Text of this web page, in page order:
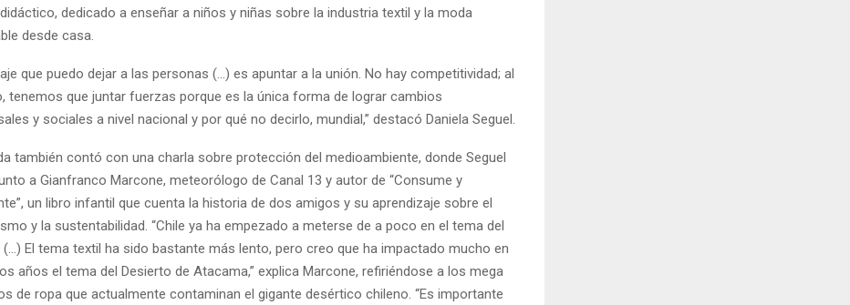
dedicado a enseñar a niños y niñas sobre la industria textil y la moda
desde casa.
que puedo dejar a las personas (…) es apuntar a la unión. No hay competitividad; al
tenemos que juntar fuerzas porque es la única forma de lograr cambios
y sociales a nivel nacional y por qué no decirlo, mundial,” destacó Daniela Seguel.
también contó con una charla sobre protección del medioambiente, donde Seguel
a Gianfranco Marcone, meteorólogo de Canal 13 y autor de “Consume y
un libro infantil que cuenta la historia de dos amigos y su aprendizaje sobre el
y la sustentabilidad. “Chile ya ha empezado a meterse de a poco en el tema del
(…) El tema textil ha sido bastante más lento, pero creo que ha impactado mucho en
años el tema del Desierto de Atacama,” explica Marcone, refiriéndose a los mega
de ropa que actualmente contaminan el gigante desértico chileno. “Es importante